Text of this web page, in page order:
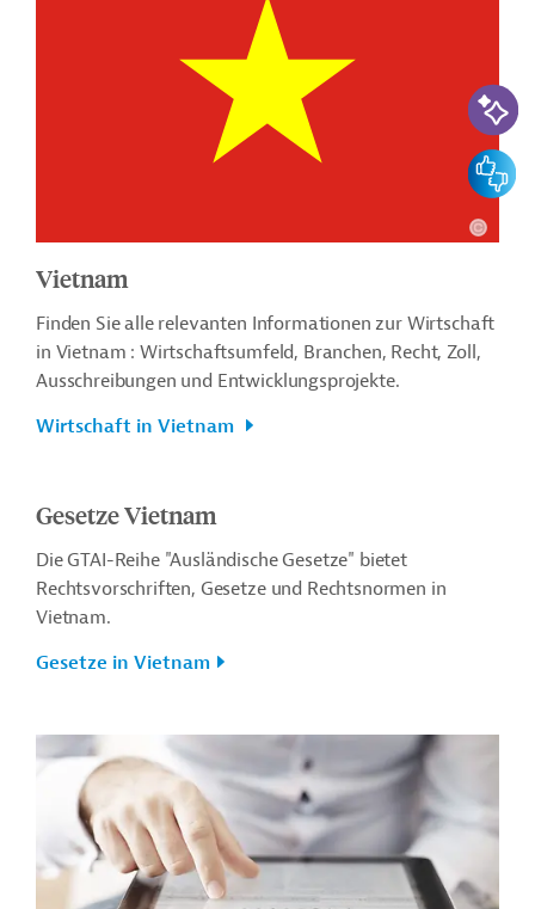
Vietnam
Finden Sie alle relevanten Informationen zur Wirtschaft
in Vietnam : Wirtschaftsumfeld, Branchen, Recht, Zoll,
Ausschreibungen und Entwicklungsprojekte.
Wirtschaft in Vietnam
Gesetze Vietnam
Die GTAI-Reihe "Ausländische Gesetze" bietet
Rechtsvorschriften, Gesetze und Rechtsnormen in
Vietnam.
Gesetze in Vietnam
KI-